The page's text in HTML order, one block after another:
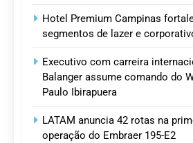
Hotel Premium Campinas
segmentos de lazer e
Executivo com carreira
Balanger assume comando do
Paulo Ibirapuera
LATAM anuncia 42 rotas na
operação do Embraer 195-E2